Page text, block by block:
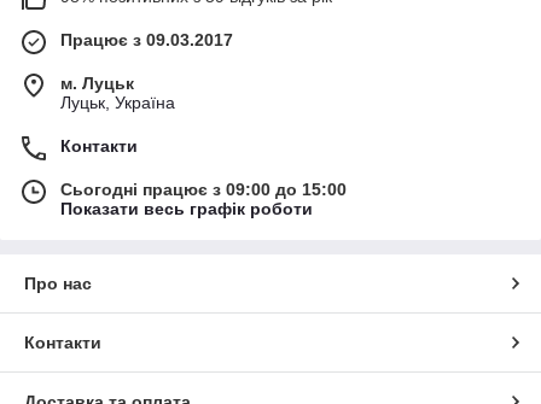
Працює з 09.03.2017
м. Луцьк
Луцьк, Україна
Контакти
Сьогодні працює з 09:00 до 15:00
Показати весь графік роботи
Про нас
Контакти